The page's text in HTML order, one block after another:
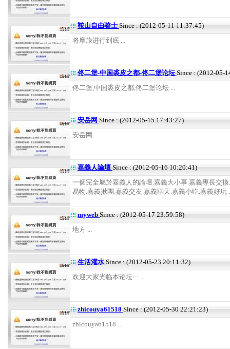
鞍山自由骑士 Since : (2012-05-11 11:37:45)
将摩旅进行到底 ...
佟二堡-中国裘皮之都-佟二堡论坛Since : (2012-05-
佟二堡,中国裘皮之都,佟二堡论坛 ...
安岳网 Since : (2012-05-15 17:43:27)
安岳网 ...
嘉義人論壇 Since : (2012-05-16 10:20:41)
一個完全屬於嘉義人的論壇.嘉義大小事.嘉義專長交
易物.嘉義揪團.嘉義交友.嘉義聊天.嘉義小吃.嘉義好玩
myweb Since : (2012-05-17 23:59:58)
地方 ...
生活灌水Since : (2012-05-23 20:11:32)
欢迎大家光临本论坛··· ...
zhicouya61518 Since : (2012-05-30 22:21:23)
zhicouya61518 ...